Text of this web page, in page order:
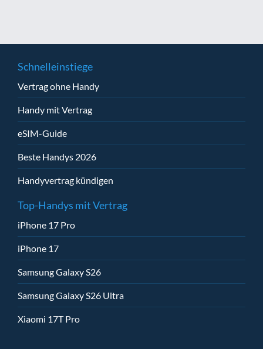
Schnelleinstiege
Vertrag ohne Handy
Handy mit Vertrag
eSIM-Guide
Beste Handys 2026
Handyvertrag kündigen
Top-Handys mit Vertrag
iPhone 17 Pro
iPhone 17
Samsung Galaxy S26
Samsung Galaxy S26 Ultra
Xiaomi 17T Pro